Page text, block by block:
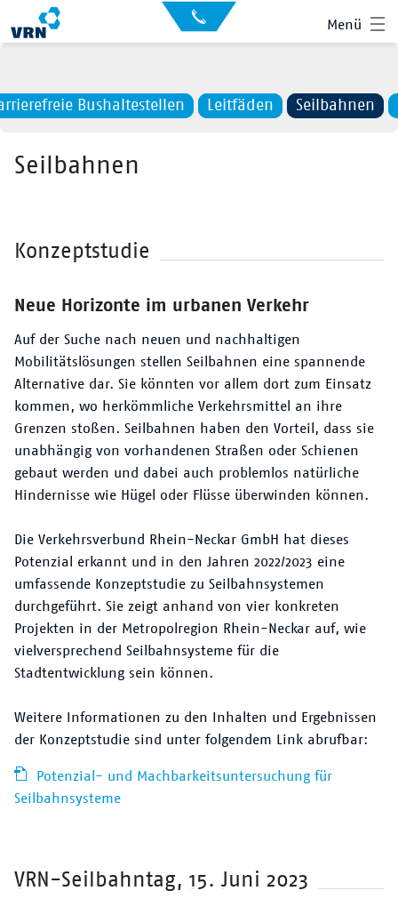
Menü
Auskunft
für
Kontakt
Leichte Sprache
Suche
Service
Der VRN
Bushaltestellen Leitfäden Seilbahnen
Seilbahnen
Konzeptstudie
Neue Horizonte im urbanen Verkehr
Auf der Suche nach neuen und nachhaltigen
Mobilitätslösungen stellen Seilbahnen eine spannende
Alternative dar. Sie könnten vor allem dort zum Einsatz
kommen, wo herkömmliche Verkehrsmittel an ihre
Grenzen stoßen. Seilbahnen haben den Vorteil, dass sie
unabhängig von vorhandenen Straßen oder Schienen
gebaut werden und dabei auch problemlos natürliche
Hindernisse wie Hügel oder Flüsse überwinden können.
Die Verkehrsverbund Rhein-Neckar GmbH hat dieses
Potenzial erkannt und in den Jahren 2022/2023 eine
umfassende Konzeptstudie zu Seilbahnsystemen
durchgeführt. Sie zeigt anhand von vier konkreten
Projekten in der Metropolregion Rhein-Neckar auf, wie
vielversprechend Seilbahnsysteme für die
Stadtentwicklung sein können.
Weitere Informationen zu den Inhalten und Ergebnissen
der Konzeptstudie sind unter folgendem Link abrufbar:
Potenzial- und Machbarkeitsuntersuchung für
Seilbahnsysteme
VRN-Seilbahntag, 15. Juni 2023